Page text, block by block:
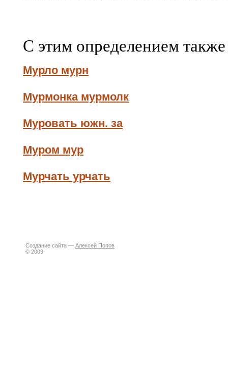
С этим определением
Мурло мурн
Мурмонка мурмолк
Муровать южн. за
Муром мур
Мурчать урчать
Создание сайта — Алексей Попов
© 2009